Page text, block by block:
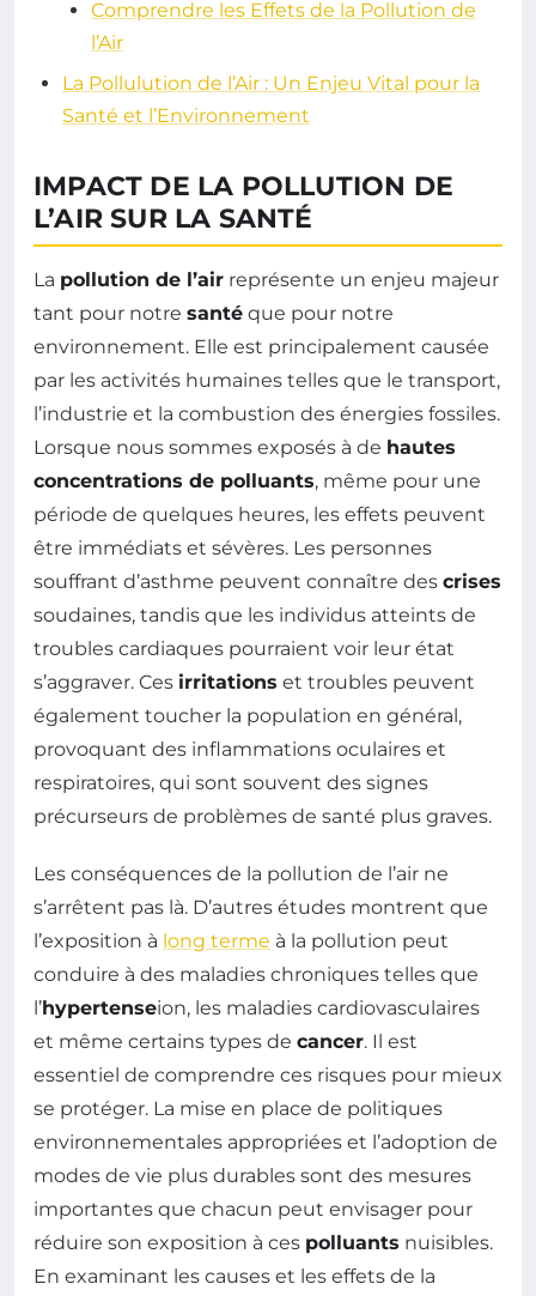
Comprendre les Effets de la Pollution de
l’Air
La Pollulution de l’Air : Un Enjeu Vital pour la
Santé et l’Environnement
IMPACT DE LA POLLUTION DE
L’AIR SUR LA SANTÉ
La pollution de l’air représente un enjeu majeur
tant pour notre santé que pour notre
environnement. Elle est principalement causée
par les activités humaines telles que le transport,
l’industrie et la combustion des énergies fossiles.
Lorsque nous sommes exposés à de hautes
concentrations de polluants, même pour une
période de quelques heures, les effets peuvent
être immédiats et sévères. Les personnes
souffrant d’asthme peuvent connaître des crises
soudaines, tandis que les individus atteints de
troubles cardiaques pourraient voir leur état
s’aggraver. Ces irritations et troubles peuvent
également toucher la population en général,
provoquant des inflammations oculaires et
respiratoires, qui sont souvent des signes
précurseurs de problèmes de santé plus graves.
Les conséquences de la pollution de l’air ne
s’arrêtent pas là. D’autres études montrent que
l’exposition à long terme à la pollution peut
conduire à des maladies chroniques telles que
l’hypertenseion, les maladies cardiovasculaires
et même certains types de cancer. Il est
essentiel de comprendre ces risques pour mieux
se protéger. La mise en place de politiques
environnementales appropriées et l’adoption de
modes de vie plus durables sont des mesures
importantes que chacun peut envisager pour
réduire son exposition à ces polluants nuisibles.
En examinant les causes et les effets de la